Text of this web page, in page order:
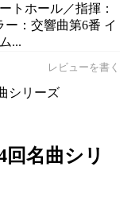
トホール／指揮：
：交響曲第6番 イ
...
レビューを書く
回名曲シリ